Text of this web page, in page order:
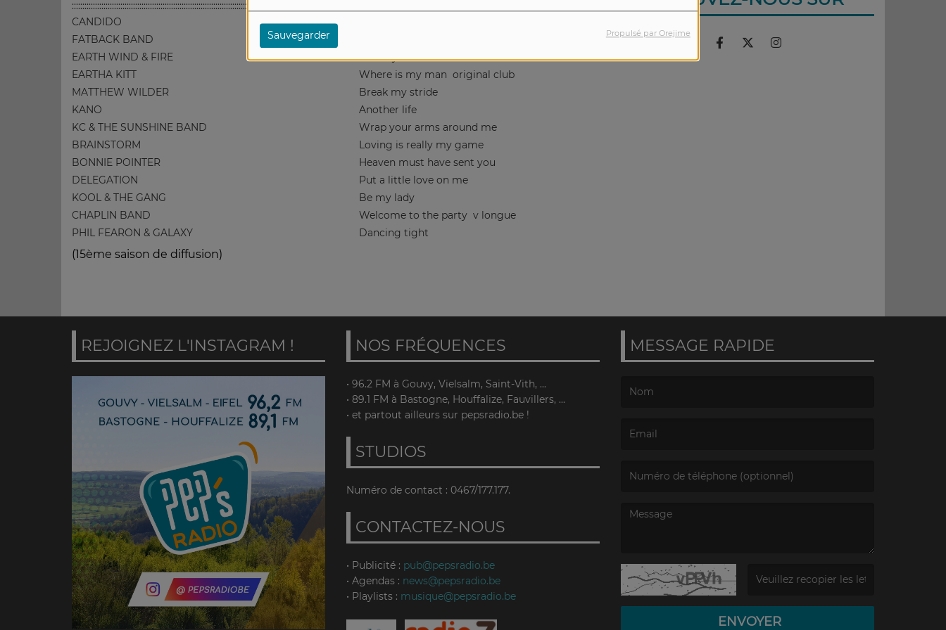
Sauvegarder Propulsé par Orejime
::::::::::::::::::::::::::::::::::::::::::::::::::::::::::::::::::::::::::::::::::::::::::::::::::::::::::::::::::::::
CANDIDO
FATBACK BAND
EARTH WIND & FIRE
Fantasy Jean Claude Gavri re edit
EARTHA KITT
Where is my man original club
MATTHEW WILDER
Break my stride
KANO
Another life
KC & THE SUNSHINE BAND
Wrap your arms around me
BRAINSTORM
Loving is really my game
BONNIE POINTER
Heaven must have sent you
DELEGATION
Put a little love on me
KOOL & THE GANG
Be my lady
CHAPLIN BAND
Welcome to the party v longue
PHIL FEARON & GALAXY
Dancing tight
(15ème saison de diffusion)
REJOIGNEZ L'INSTAGRAM ! NOS FRÉQUENCES
• 96.2 FM à Gouvy, Vielsalm, Saint-Vith, ...
• 89.1 FM à Bastogne, Houffalize, Fauvillers, ...
• et partout ailleurs sur pepsradio.be !
STUDIOS
Numéro de contact : 0467/177.177.
CONTACTEZ-NOUS
• Publicité : pub@pepsradio.be
• Agendas : news@pepsradio.be
• Playlists : musique@pepsradio.be
MESSAGE RAPIDE
ENVOYER